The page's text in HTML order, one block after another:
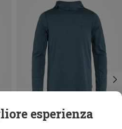
esperienza